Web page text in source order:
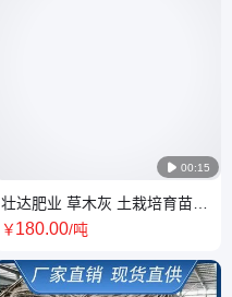
 00:15
壮达肥业 草木灰 土栽培育苗基
质园艺种植疏松透气
￥180.00/吨